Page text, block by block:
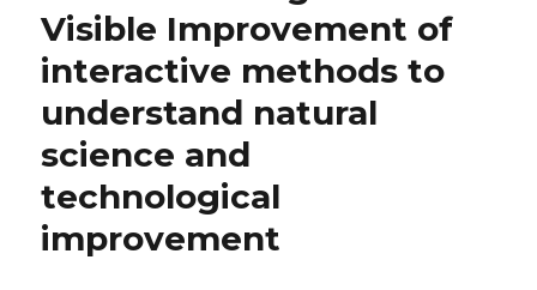
Visible Improvement of
interactive methods to
understand natural
science and
technological
improvement